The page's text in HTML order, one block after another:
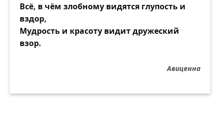
Всё, в чём злобному видятся глупость и
вздор,
Мудрость и красоту видит дружеский
взор.
Авиценна